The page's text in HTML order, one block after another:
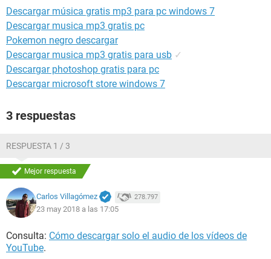
Descargar música gratis mp3 para pc windows 7
Descargar musica mp3 gratis pc
Pokemon negro descargar
Descargar musica mp3 gratis para usb ✓
Descargar photoshop gratis para pc
Descargar microsoft store windows 7
3 respuestas
RESPUESTA 1 / 3
Mejor respuesta
Carlos Villagómez 278.797
23 may 2018 a las 17:05
Consulta: Cómo descargar solo el audio de los vídeos de
YouTube.